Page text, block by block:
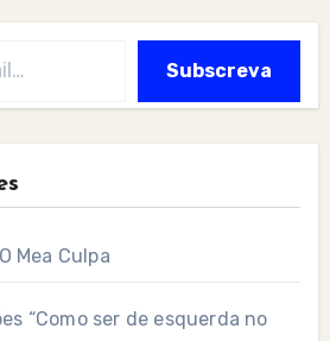
Subscreva
Mea Culpa
“Como ser de esquerda no